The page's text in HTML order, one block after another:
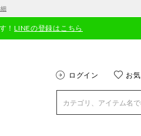
！LINEの登録はこちら
ログイン お